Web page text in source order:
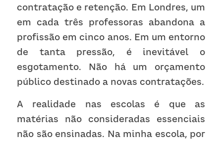
contratação e retenção. Em Londres, um
em cada três professoras abandona a
profissão em cinco anos. Em um entorno
de tanta pressão, é inevitável o
esgotamento. Não há um orçamento
A realidade nas escolas é que as
matérias não consideradas essenciais
não são ensinadas. Na minha escola, por